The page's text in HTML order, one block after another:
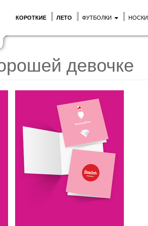
КОРОТКИЕ ЛЕТО ФУТБОЛКИ НОСКИ
девочке